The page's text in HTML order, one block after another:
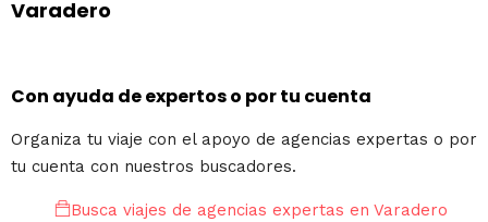
Varadero
Con ayuda de expertos o por tu cuenta
Organiza tu viaje con el apoyo de agencias expertas o por
tu cuenta con nuestros buscadores.
Busca viajes de agencias expertas en Varadero